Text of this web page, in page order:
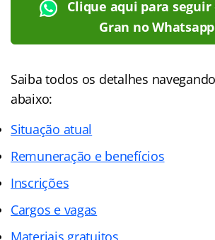
Clique aqui para seguir
Gran no
Saiba todos os detalhes
abaixo:
Situação atual
Remuneração e benefícios
Inscrições
Cargos e vagas
Materiais gratuitos